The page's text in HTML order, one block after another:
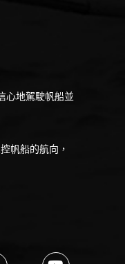
心地駕駛帆船並
帆船的航向，